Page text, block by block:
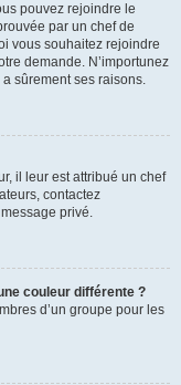
pouvez rejoindre le
par un chef de
vous souhaitez rejoindre
demande. N’importunez
sûrement ses raisons.
il leur est attribué un chef
contactez
privé.
couleur différente ?
d’un groupe pour les